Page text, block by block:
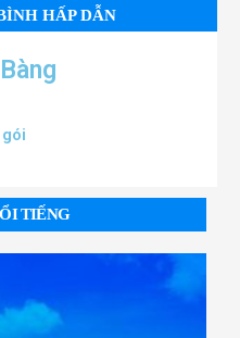
HẤP DẪN
TIẾNG